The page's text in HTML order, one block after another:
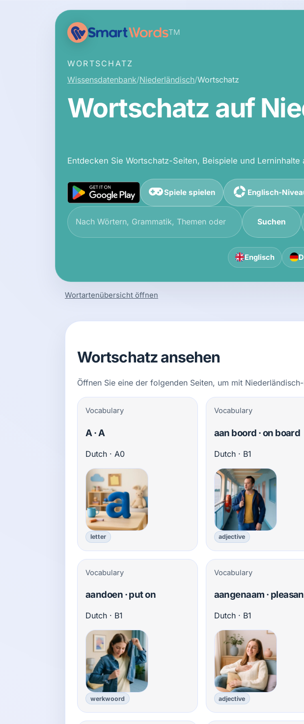
TM
WORTSCHATZ
Wissensdatenbank Niederländisch Wortschatz
Wortschatz auf
Entdecken Sie Wortschatz-Seiten, Beispiele und Lerninhalte
Spiele spielen Englisch-
Die Wissensdatenbank durchsuchen
Suchen
Englisch
Wortartenübersicht öffnen
Wortschatz ansehen
Öffnen Sie eine der folgenden Seiten, um mit
Vocabulary
A · A
Dutch · A0
letter
Vocabulary
aan boord · on board
Dutch · B1
adjective
Vocabulary
aandoen · put on
Dutch · B1
werkwoord
Vocabulary
aangenaam ·
Dutch · B1
adjective